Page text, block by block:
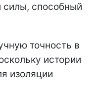
силы, способный
точность в
истории
изоляции